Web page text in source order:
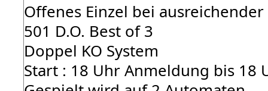
Offenes Einzel bei
501 D.O. Best of 3
Doppel KO System
Start : 18 Uhr Anmeldung bis 18